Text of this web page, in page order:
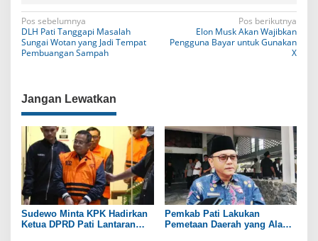
N
a
g
a
s
i
p
o
s
Pos sebelumnya
DLH Pati Tanggapi Masalah
Sungai Wotan yang Jadi Tempat
Pembuangan Sampah
Pos berikutnya
Elon Musk Akan Wajibkan
Pengguna Bayar untuk Gunakan
X
Jangan Lewatkan
Sudewo Minta KPK Hadirkan
Ketua DPRD Pati Lantaran
Pemkab Pati Lakukan
Pemetaan Daerah yang Alami